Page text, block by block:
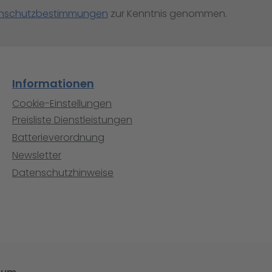
zur Kenntnis genommen.
Informationen
Cookie-Einstellungen
Preisliste Dienstleistungen
Batterieverordnung
Newsletter
Datenschutzhinweise